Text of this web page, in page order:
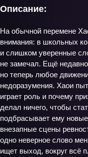
Описание:
На обычной перемене
внимания: в школьных
и слишком уверенные
не замечал. Ещё
но теперь любое
недоразумения. Хаои
играет роль и почему
делал ничего, чтобы
подбрасывает ему новые
внезапные сцены
одно неверное слово
ищет выход, вокруг всё